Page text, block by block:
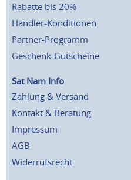
Rabatte bis 20%
Händler-Konditionen
Partner-Programm
Geschenk-Gutscheine
Sat Nam Info
Zahlung & Versand
Kontakt & Beratung
Impressum
AGB
Widerrufsrecht